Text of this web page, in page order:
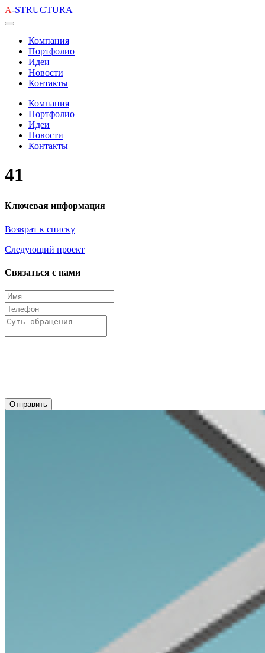
A-STRUCTURA
Компания
Портфолио
Идеи
Новости
Контакты
Компания
Портфолио
Идеи
Новости
Контакты
41
Ключевая информация
Возврат к списку
Следующий проект
Связаться с нами
Отправить